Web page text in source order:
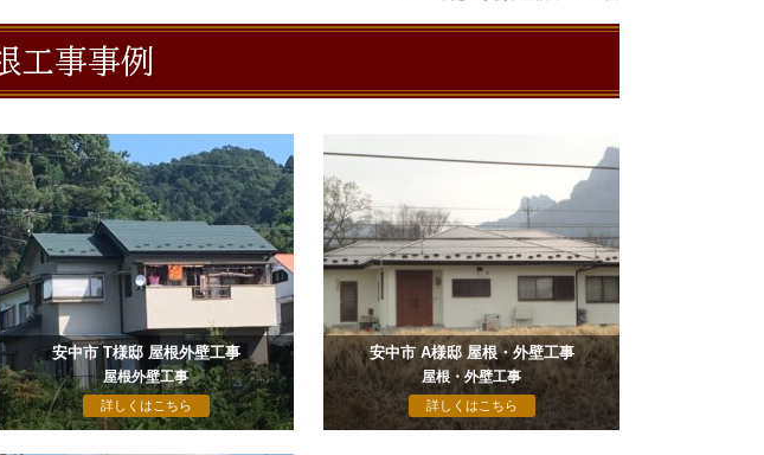
工事事例
安中市 T様邸 屋根外壁工事
屋根外壁工事
詳しくはこちら
安中市 A様邸 屋根・外壁工事
屋根・外壁工事
詳しくはこちら